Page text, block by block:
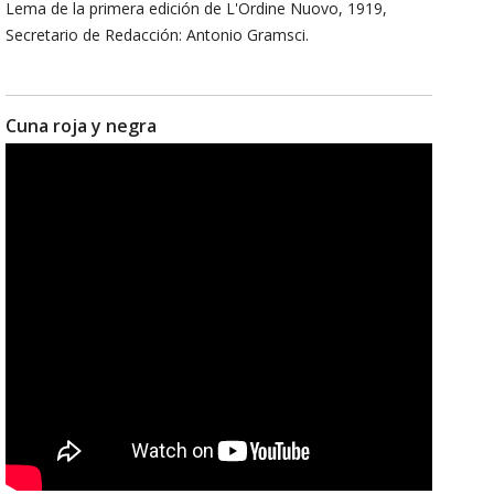
Lema de la primera edición de L'Ordine Nuovo, 1919,
Secretario de Redacción: Antonio Gramsci.
Cuna roja y negra